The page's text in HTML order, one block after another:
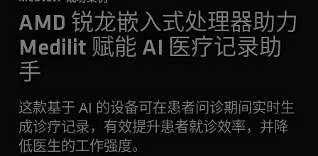
AMD 锐龙嵌入式处理器助力
Medilit 赋能 AI 医疗记录助
手
这款基于 AI 的设备可在患者问诊期间实时生
成诊疗记录，有效提升患者就诊效率，并降
低医生的工作强度。